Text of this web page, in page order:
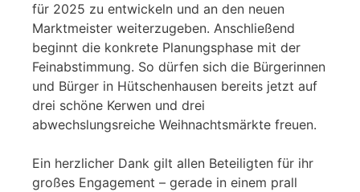
für 2025 zu entwickeln und an den neuen
Marktmeister weiterzugeben. Anschließend
beginnt die konkrete Planungsphase mit der
Feinabstimmung. So dürfen sich die Bürgerinnen
und Bürger in Hütschenhausen bereits jetzt auf
drei schöne Kerwen und drei
abwechslungsreiche Weihnachtsmärkte freuen.
Ein herzlicher Dank gilt allen Beteiligten für ihr
großes Engagement – gerade in einem prall